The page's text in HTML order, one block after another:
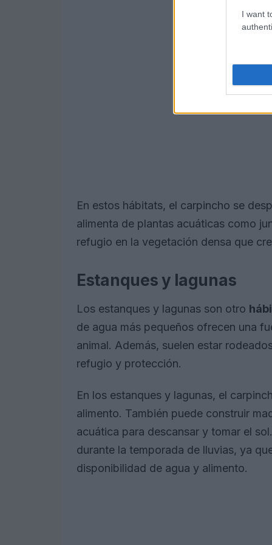
I want
En estos hábitats, el carpincho se
alimenta de plantas acuáticas como
refugio en la vegetación densa que
Estanques y lagunas
Los estanques y lagunas son otro
de agua más pequeños ofrecen una
animal. Además, suelen estar
refugio y protección.
En los estanques y lagunas, el
alimento. También puede construir
acuática para descansar y tomar el
durante la temporada de lluvias, ya
disponibilidad de agua y alimento.